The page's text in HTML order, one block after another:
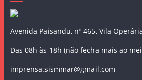
Avenida Paisandu, nº 465, Vila
Das 08h às 18h (não fecha mais ao
imprensa.sismmar@gmail.com